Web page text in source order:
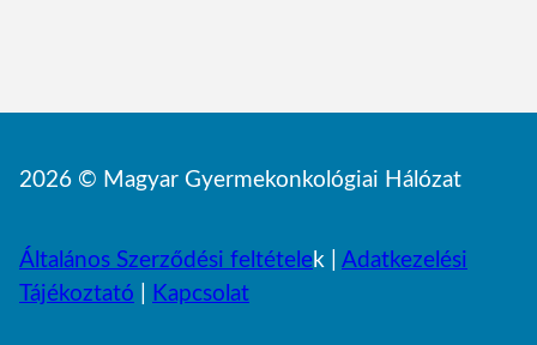
2026 © Magyar Gyermekonkológiai Hálózat
Általános Szerződési feltételek | Adatkezelési
Tájékoztató
Kapcsolat